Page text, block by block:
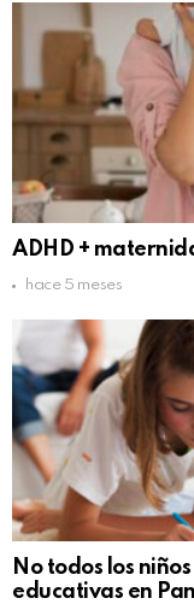
ADHD +
hace 5 meses
No todos los
educativas en